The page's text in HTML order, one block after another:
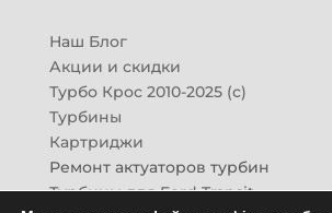
Наш Блог
Акции и скидки
Турбо Крос 2010-2025 (с)
Турбины
Картриджи
Ремонт актуаторов турбин
Турбины для Ford Transit